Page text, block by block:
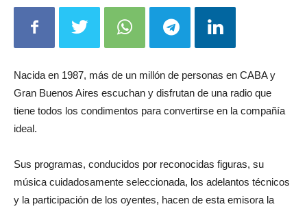
Nacida en 1987, más de un millón de personas en CABA y
Gran Buenos Aires escuchan y disfrutan de una radio que
tiene todos los condimentos para convertirse en la compañía
ideal.
Sus programas, conducidos por reconocidas figuras, su
música cuidadosamente seleccionada, los adelantos técnicos
y la participación de los oyentes, hacen de esta emisora la